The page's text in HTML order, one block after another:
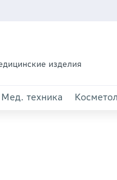
изделия
Мед. техника